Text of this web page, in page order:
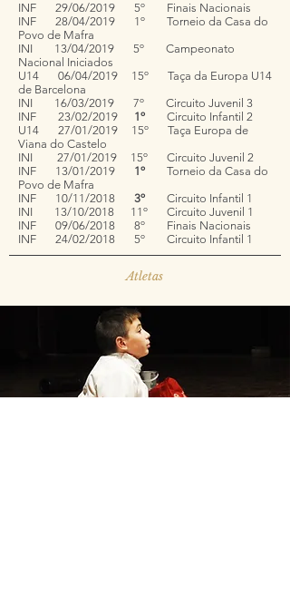
Atletas
INF 29/06/2019 5º Finais Nacionais
INF 28/04/2019 1º Torneio da Casa do
Povo de Mafra
INI 13/04/2019 5º Campeonato
Nacional Iniciados
U14 06/04/2019 15º Taça da Europa U14
de Barcelona
INI 16/03/2019 7º Circuito Juvenil 3
INF 23/02/2019 1º Circuito Infantil 2
U14 27/01/2019 15º Taça Europa de
Viana do Castelo
INI 27/01/2019 15º Circuito Juvenil 2
INF 13/01/2019 1º Torneio da Casa do
Povo de Mafra
INF 10/11/2018
3º Circuito Infantil 1
INI 13/10/2018 11º Circuito Juvenil 1
INF 09/06/2018 8º Finais Nacionais
INF 24/02/2018 5º Circuito Infantil 1